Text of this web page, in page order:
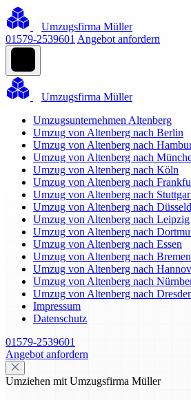
Umzugsfirma Müller
01579-2539601 Angebot anfordern
Umzugsfirma Müller
Umzugsunternehmen Altenberg
Umzug von Altenberg nach Berlin
Umzug von Altenberg nach
Umzug von Altenberg nach
Umzug von Altenberg nach Köln
Umzug von Altenberg nach
Umzug von Altenberg nach
Umzug von Altenberg nach
Umzug von Altenberg nach Leipzig
Umzug von Altenberg nach
Umzug von Altenberg nach Essen
Umzug von Altenberg nach Bremen
Umzug von Altenberg nach
Umzug von Altenberg nach
Umzug von Altenberg nach
Impressum
Datenschutz
01579-2539601
Angebot anfordern
Umziehen mit Umzugsfirma Müller